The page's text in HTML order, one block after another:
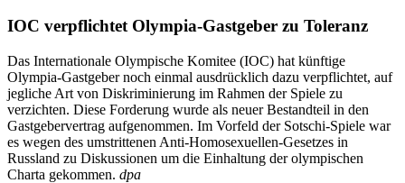
IOC verpflichtet Olympia-Gastgeber zu Toleranz
Das Internationale Olympische Komitee (IOC) hat künftige
Olympia-Gastgeber noch einmal ausdrücklich dazu verpflichtet, auf
jegliche Art von Diskriminierung im Rahmen der Spiele zu
verzichten. Diese Forderung wurde als neuer Bestandteil in den
Gastgebervertrag aufgenommen. Im Vorfeld der Sotschi-Spiele war
es wegen des umstrittenen Anti-Homosexuellen-Gesetzes in
Russland zu Diskussionen um die Einhaltung der olympischen
Charta gekommen. dpa